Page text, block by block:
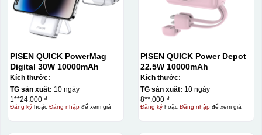
PISEN QUICK PowerMag
Digital 30W 10000mAh
Kích thước:
TG sản xuất: 10 ngày
1**24.000 ₫
Đăng kýhoặc Đăng nhậpđể xem giá
PISEN QUICK Power Depot
22.5W 10000mAh
Kích thước:
TG sản xuất: 10 ngày
8**.000 ₫
Đăng kýhoặc Đăng nhậpđể xem giá